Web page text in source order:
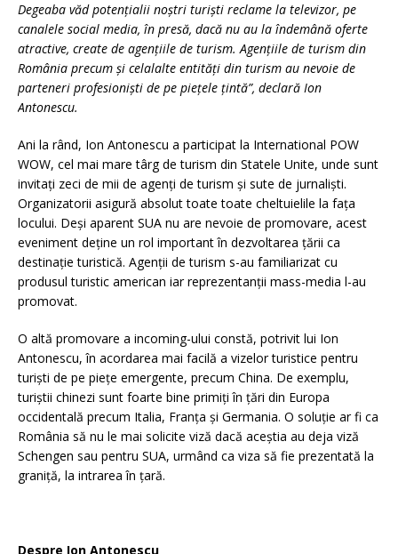
Degeaba văd potențialii noștri turiști reclame la televizor, pe
canalele social media, în presă, dacă nu au la îndemână oferte
atractive, create de agențiile de turism. Agențiile de turism din
România precum și celalalte entități din turism au nevoie de
parteneri profesioniști de pe piețele țintă”, declară Ion
Antonescu.
Ani la rând, Ion Antonescu a participat la International POW
WOW, cel mai mare târg de turism din Statele Unite, unde sunt
invitați zeci de mii de agenți de turism și sute de jurnaliști.
Organizatorii asigură absolut toate toate cheltuielile la fața
locului. Deși aparent SUA nu are nevoie de promovare, acest
eveniment deține un rol important în dezvoltarea țării ca
destinație turistică. Agenții de turism s-au familiarizat cu
produsul turistic american iar reprezentanții mass-media l-au
promovat.
O altă promovare a incoming-ului constă, potrivit lui Ion
Antonescu, în acordarea mai facilă a vizelor turistice pentru
turiști de pe piețe emergente, precum China. De exemplu,
turiștii chinezi sunt foarte bine primiți în țări din Europa
occidentală precum Italia, Franța și Germania. O soluție ar fi ca
România să nu le mai solicite viză dacă aceștia au deja viză
Schengen sau pentru SUA, urmând ca viza să fie prezentată la
graniță, la intrarea în țară.
Despre Ion Antonescu